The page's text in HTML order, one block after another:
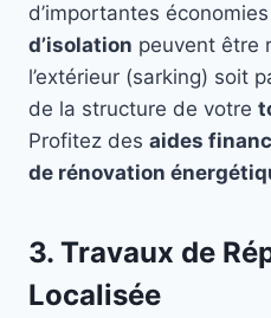
d’importantes
d’isolation peuvent être
l’extérieur (sarking) soit
de la structure de votre
Profitez des aides
de rénovation
3. Travaux de
Localisée